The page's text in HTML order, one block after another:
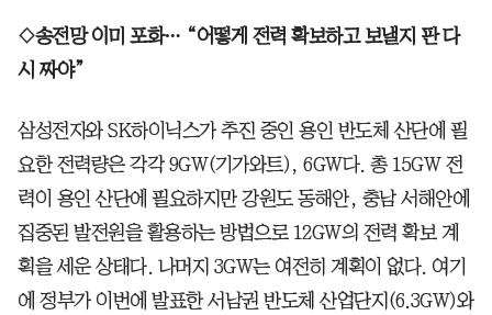
◇송전망 이미 포화… “어떻게 전력 확보하고 보낼지 판 다
시 짜야”
삼성전자와 SK하이닉스가 추진 중인 용인 반도체 산단에 필
요한 전력량은 각각 9GW(기가와트), 6GW다. 총 15GW 전
력이 용인 산단에 필요하지만 강원도 동해안, 충남 서해안에
집중된 발전원을 활용하는 방법으로 12GW의 전력 확보 계
획을 세운 상태다. 나머지 3GW는 여전히 계획이 없다. 여기
에 정부가 이번에 발표한 서남권 반도체 산업단지(6.3GW)와